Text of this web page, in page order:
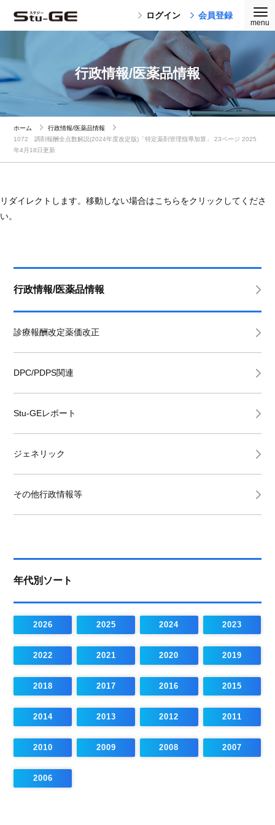
ログイン 会員登録
行政情報/医薬品情報
ホーム
行政情報/医薬品情報
1072 調剤報酬全点数解説(2024年度改定版)「特定薬剤管理指導加算」 23ページ 2025
年4月18日更新
リダイレクトします。移動しない場合はこちらをクリックしてくださ
い。
行政情報/医薬品情報
診療報酬改定薬価改正
DPC/PDPS関連
Stu-GEレポート
ジェネリック
その他行政情報等
年代別ソート
2026 2025 2024 2023
2022 2021 2020 2019
2018 2017 2016 2015
2014 2013 2012 2011
2010 2009 2008 2007
2006